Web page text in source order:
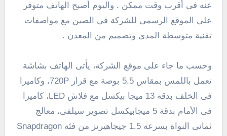
عنه فى أقرب وقت ممكن . واليوم أصبح الهاتف متوفر
على الموقع الرسمى للشركة فى الصين مع مواصفات
تقنية متوسطة المدى وتصميم من المعدن .
وحسب ما جاء على موقع الشركة، يأتى الهاتف بشاشة
تعمل باللمس بمقاس 5.5 بوصة مع قرار
720P، وكاميرا
فى الخلف بدقة 13 ميجا بيكسل
مع فلاش LED
، كاميرا
فى الأمام بدقة 5 ميجابيكسل تصوير سيلفى، معالج
ثمانى النواة بسرعة 1.5 جيجاهيرتز من فئة Snapdragon